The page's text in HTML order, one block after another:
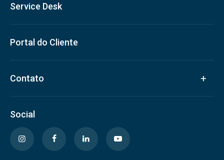
Service Desk
Portal do Cliente
Contato
Social